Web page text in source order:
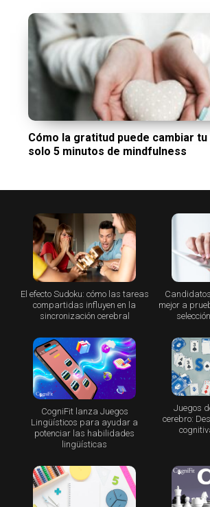
Cómo la gratitud puede cambiar
solo 5 minutos de mindfulness
El efecto Sudoku: cómo las tareas
compartidas influyen en la
sincronización cerebral
mejor a
CogniFit lanza Juegos
Lingüísticos para ayudar a
potenciar las habilidades
lingüísticas
Juegos
cerebro: